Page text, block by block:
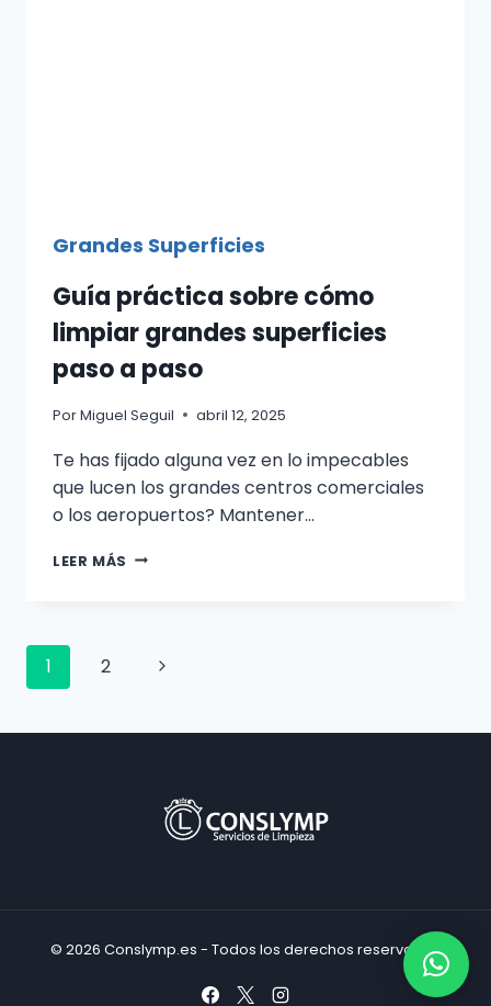
Grandes Superficies
Guía práctica sobre cómo
limpiar grandes superficies
paso a paso
PorMiguel Seguil abril 12, 2025
Te has fijado alguna vez en lo impecables
que lucen los grandes centros comerciales
o los aeropuertos? Mantener…
LEER MÁS GUÍA
LIMPIAR
PASO
Navegación
de
1 2
Siguiente
© 2026 Conslymp.es - Todos los derechos reservados